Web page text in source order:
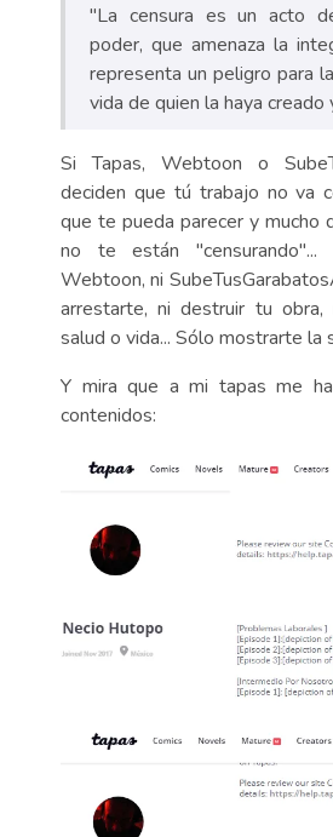
"La censura es un acto
poder, que amenaza la
representa un peligro para
vida de quien la haya creado
Si Tapas, Webtoon o
deciden que tú trabajo no va
que te pueda parecer y mucho
no te están
Webtoon, ni
arrestarte, ni destruir tu
salud o vida... Sólo mostrarte la
Y mira que a mi tapas me
contenidos: